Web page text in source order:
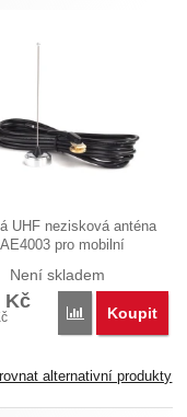
UHF nezisková anténa
pro mobilní
Není skladem
Kč
Porovnat
Koupit
alternativní produkty